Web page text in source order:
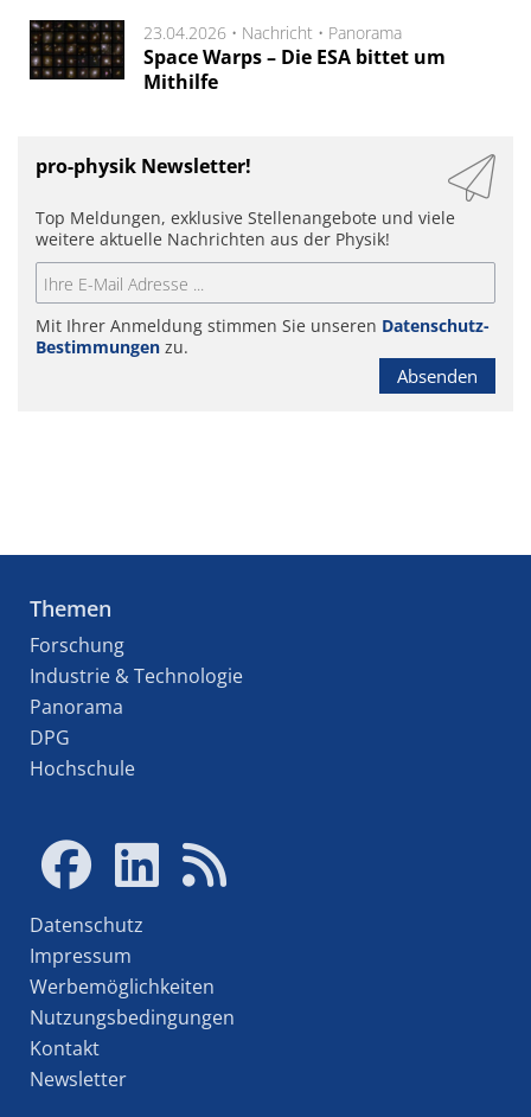
23.04.2026 • Nachricht • Panorama
Space Warps – Die ESA bittet um
Mithilfe
pro-physik Newsletter!
Top Meldungen, exklusive Stellenangebote und viele
weitere aktuelle Nachrichten aus der Physik!
Mit Ihrer Anmeldung stimmen Sie unseren Datenschutz-
Bestimmungen zu.
Absenden
Themen
Forschung
Industrie & Technologie
Panorama
DPG
Hochschule
Datenschutz
Impressum
Werbemöglichkeiten
Nutzungsbedingungen
Kontakt
Newsletter